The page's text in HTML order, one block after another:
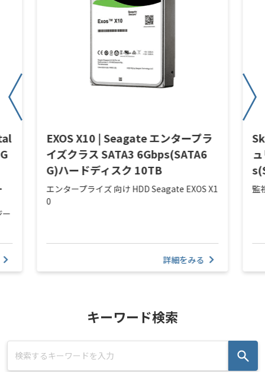
EXOS X10 | Seagate エンタープラ
イズクラス SATA3 6Gbps(SATA6
G)ハードディスク 10TB
エンタープライズ 向け HDD Seagate EXOS X1
0
詳細をみる
監
キーワード検索